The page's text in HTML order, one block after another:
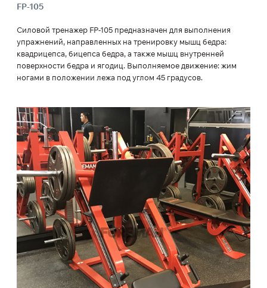
FP-105
Силовой тренажер FP-105 предназначен для выполнения
упражнений, направленных на тренировку мышц бедра:
квадрицепса, бицепса бедра, а также мышц внутренней
поверхности бедра и ягодиц. Выполняемое движение: жим
ногами в положении лежа под углом 45 градусов.